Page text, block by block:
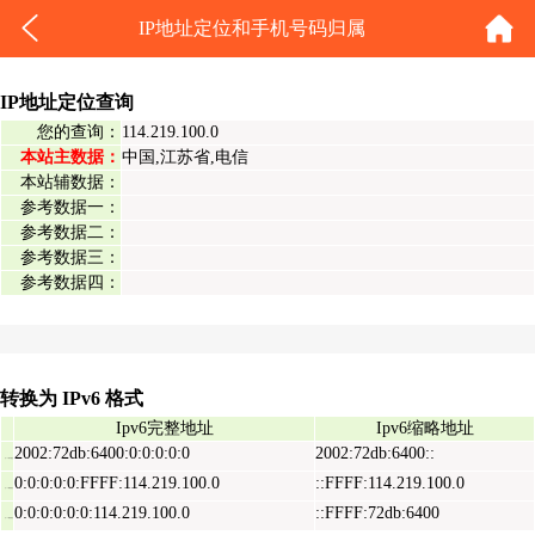
IP地址定位和手机号码归属
IP地址定位查询
您的查询： 114.219.100.0
本站主数据： 中国,江苏省,电信
本站辅数据：
参考数据一：
参考数据二：
参考数据三：
参考数据四：
转换为 IPv6 格式
Ipv6完整地址 Ipv6缩略地址
2002:72db:6400:0:0:0:0:0 2002:72db:6400::
0:0:0:0:0:FFFF:114.219.100.0 ::FFFF:114.219.100.0
0:0:0:0:0:0:114.219.100.0 ::FFFF:72db:6400